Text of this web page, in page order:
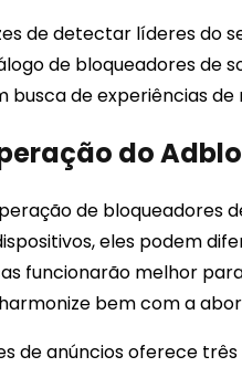
de detectar líderes do
de bloqueadores de
de experiências
do
de bloqueadores
eles podem
funcionarão melhor
bem com a
de anúncios oferece